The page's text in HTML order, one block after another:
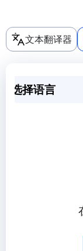
文本翻译器
选择语言